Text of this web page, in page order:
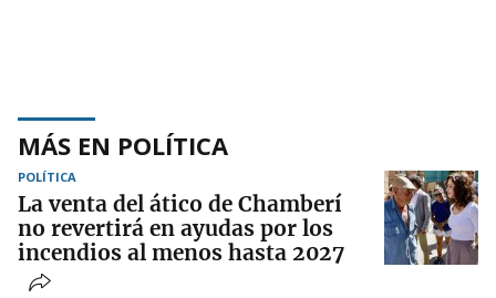
MÁS EN POLÍTICA
POLÍTICA
La venta del ático de Chamberí
no revertirá en ayudas por los
incendios al menos hasta 2027